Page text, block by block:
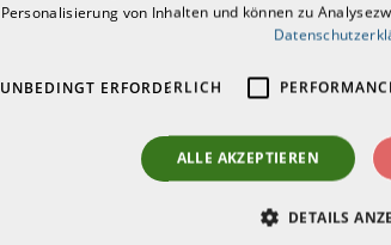
informationen zu
Personalisierung von Inhalten und können zu
UNBEDINGT ERFORDERLICH
ALLE AKZEPTIEREN
DETAILS